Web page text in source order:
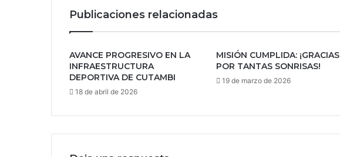
Publicaciones relacionadas
AVANCE PROGRESIVO EN LA
INFRAESTRUCTURA
DEPORTIVA DE CUTAMBI
18 de abril de 2026
MISIÓN CUMPLIDA: ¡GRACIAS
POR TANTAS SONRISAS!
19 de marzo de 2026